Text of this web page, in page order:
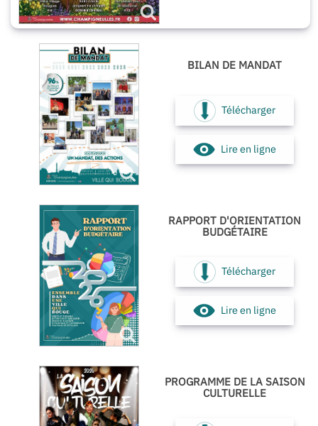
BILAN DE MANDAT
Télécharger
Lire en ligne
RAPPORT D'ORIENTATION
BUDGÉTAIRE
Télécharger
Lire en ligne
PROGRAMME DE LA SAISON
CULTURELLE